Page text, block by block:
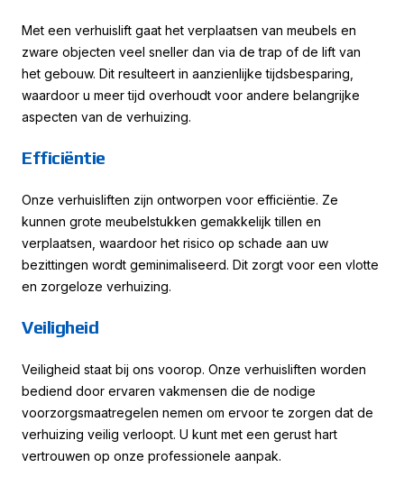
Met een verhuislift gaat het verplaatsen van meubels en
zware objecten veel sneller dan via de trap of de lift van
het gebouw. Dit resulteert in aanzienlijke tijdsbesparing,
waardoor u meer tijd overhoudt voor andere belangrijke
aspecten van de verhuizing.
Efficiëntie
Onze verhuisliften zijn ontworpen voor efficiëntie. Ze
kunnen grote meubelstukken gemakkelijk tillen en
verplaatsen, waardoor het risico op schade aan uw
bezittingen wordt geminimaliseerd. Dit zorgt voor een vlotte
en zorgeloze verhuizing.
Veiligheid
Veiligheid staat bij ons voorop. Onze verhuisliften worden
bediend door ervaren vakmensen die de nodige
voorzorgsmaatregelen nemen om ervoor te zorgen dat de
verhuizing veilig verloopt. U kunt met een gerust hart
vertrouwen op onze professionele aanpak.